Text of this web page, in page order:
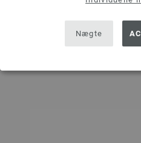
Nægte